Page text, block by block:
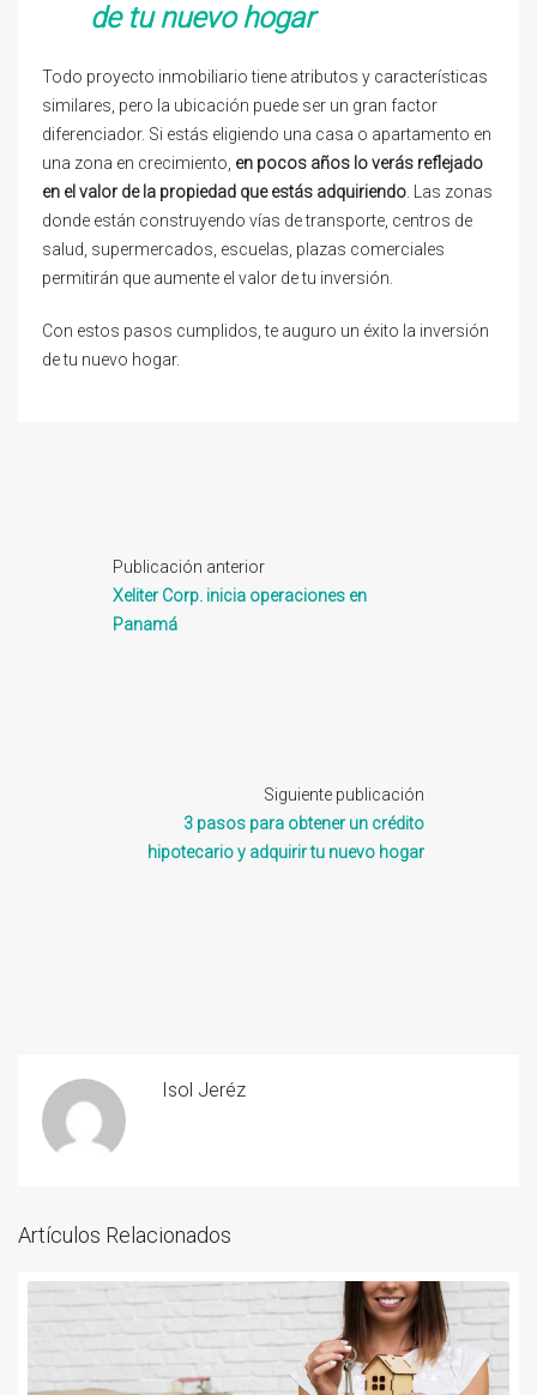
de tu nuevo hogar
Todo proyecto inmobiliario tiene atributos y características
similares, pero la ubicación puede ser un gran factor
diferenciador. Si estás eligiendo una casa o apartamento en
una zona en crecimiento, en pocos años lo verás reflejado
en el valor de la propiedad que estás adquiriendo . Las zonas
donde están construyendo vías de transporte, centros de
salud, supermercados, escuelas, plazas comerciales
permitirán que aumente el valor de tu inversión.
Con estos pasos cumplidos, te auguro un éxito la inversión
de tu nuevo hogar.
Publicación anterior
Xeliter Corp. inicia operaciones en
Panamá
Siguiente publicación
3 pasos para obtener un crédito
hipotecario y adquirir tu nuevo hogar
Isol Jeréz
Artículos Relacionados